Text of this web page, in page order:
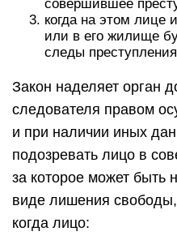
совершившее
когда на этом лице
или в его жилище
следы
Закон наделяет орган
следователя правом
и при наличии иных
подозревать лицо в
за которое может быть
виде лишения
когда лицо: